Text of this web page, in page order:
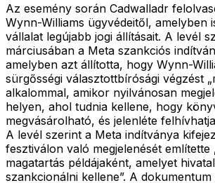
Az esemény során Cadwalladr
Wynn-Williams ügyvédeitől, amelyben
vállalat legújabb jogi állításait. A levél
márciusában a Meta szankciós
amelyben azt állította, hogy Wynn-
sürgősségi választottbírósági végzést
alkalommal, amikor nyilvánosan
helyen, ahol tudnia kellene, hogy
megvásárolható, és jelenléte
A levél szerint a Meta indítványa
fesztiválon való megjelenését említette
magatartás példájaként, amelyet
szankcionálni kellene”. A